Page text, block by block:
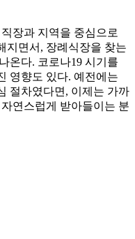
장과 지역을 중심으로
지면서, 장례식장을 찾는
온다. 코로나19 시기를
영향도 있다. 예전에는
절차였다면, 이제는 가까
연스럽게 받아들이는 분